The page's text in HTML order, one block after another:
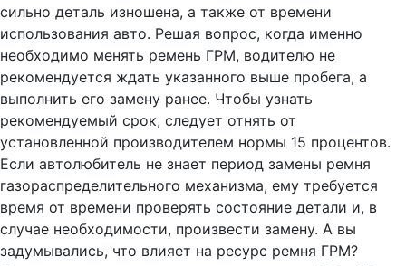
сильно деталь изношена, а также от времени
использования авто. Решая вопрос, когда именно
необходимо менять ремень ГРМ, водителю не
рекомендуется ждать указанного выше пробега, а
выполнить его замену ранее. Чтобы узнать
рекомендуемый срок, следует отнять от
установленной производителем нормы 15 процентов.
Если автолюбитель не знает период замены ремня
газораспределительного механизма, ему требуется
время от времени проверять состояние детали и, в
случае необходимости, произвести замену. А вы
задумывались, что влияет на ресурс ремня ГРМ?